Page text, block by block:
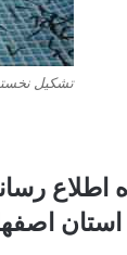
تشکیل
اطلاع